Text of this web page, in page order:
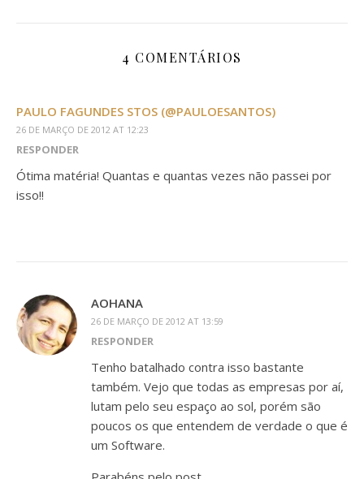
4 COMENTÁRIOS
PAULO FAGUNDES STOS (@PAULOESANTOS)
26 DE MARÇO DE 2012 AT 12:23
RESPONDER
Ótima matéria! Quantas e quantas vezes não passei por
isso!!
AOHANA
26 DE MARÇO DE 2012 AT 13:59
RESPONDER
Tenho batalhado contra isso bastante
também. Vejo que todas as empresas por aí,
lutam pelo seu espaço ao sol, porém são
poucos os que entendem de verdade o que é
um Software.